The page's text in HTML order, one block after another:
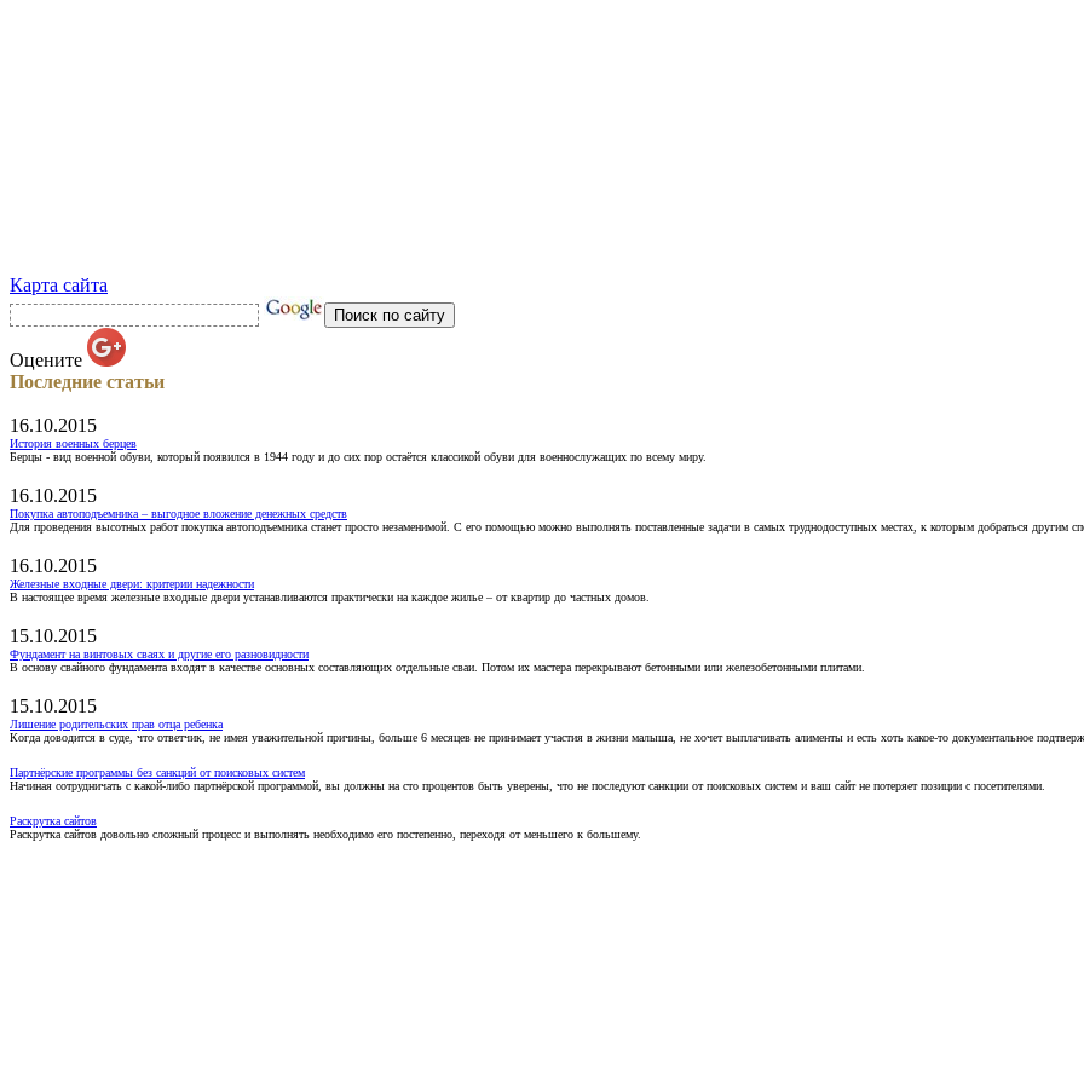
Карта сайта
Оцените
Последние статьи
16.10.2015
История военных берцев
Берцы - вид военной обуви, который появился в 1944 году и до сих пор остаётся классикой обуви для военнослужащих по всему миру.
16.10.2015
Покупка автоподъемника – выгодное вложение денежных средств
Для проведения высотных работ покупка автоподъемника станет просто незаменимой. С его помощью можно выполнять поставленные задачи в самых труднодоступных местах, к которым добраться другим
16.10.2015
Железные входные двери: критерии надежности
В настоящее время железные входные двери устанавливаются практически на каждое жилье – от квартир до частных домов.
15.10.2015
Фундамент на винтовых сваях и другие его разновидности
В основу свайного фундамента входят в качестве основных составляющих отдельные сваи. Потом их мастера перекрывают бетонными или железобетонными плитами.
15.10.2015
Лишение родительских прав отца ребенка
Когда доводится в суде, что ответчик, не имея уважительной причины, больше 6 месяцев не принимает участия в жизни малыша, не хочет выплачивать алименты и есть хоть какое-то документальное
Партнёрские программы без санкций от поисковых систем
Начиная сотрудничать с какой-либо партнёрской программой, вы должны на сто процентов быть уверены, что не последуют санкции от поисковых систем и ваш сайт не потеряет позиции с посетителями.
Раскрутка сайтов
Раскрутка сайтов довольно сложный процесс и выполнять необходимо его постепенно, переходя от меньшего к большему.